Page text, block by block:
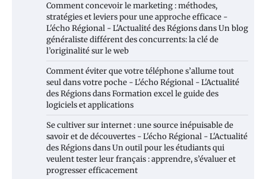
Comment concevoir le marketing : méthodes,
stratégies et leviers pour une approche efficace -
L'écho Régional - L'Actualité des RégionsdansUn blog
généraliste différent des concurrents: la clé de
l’originalité sur le web
Comment éviter que votre téléphone s’allume tout
seul dans votre poche - L'écho Régional - L'Actualité
des RégionsdansFormation excel le guide des
logiciels et applications
Se cultiver sur internet : une source inépuisable de
savoir et de découvertes - L'écho Régional - L'Actualité
des RégionsdansUn outil pour les étudiants qui
veulent tester leur français : apprendre, s’évaluer et
progresser efficacement